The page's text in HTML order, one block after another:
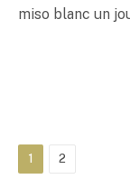
miso blanc un
1 2